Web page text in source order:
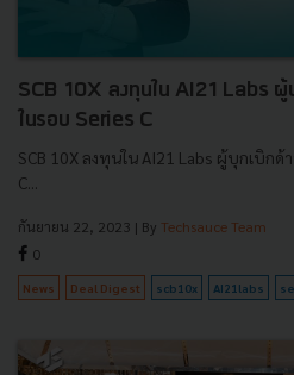
SCB 10X ลงทุนใน AI21 Labs
ในรอบ Series C
SCB 10X ลงทุนใน AI21 Labs ผู้บุกเบิก
C...
กันยายน 22, 2023 | By Techsauce Team
0
News Deal Digest scb10x AI21labs